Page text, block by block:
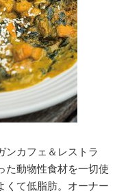
ンカフェ＆レストラ
た動物性食材を一切使
くて低脂肪。オーナー